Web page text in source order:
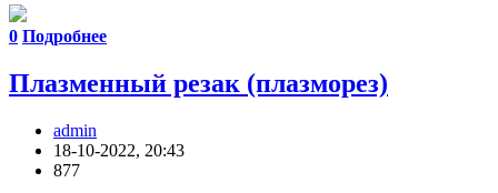
0 Подробнее
Плазменный резак (плазморез)
admin
18-10-2022, 20:43
877